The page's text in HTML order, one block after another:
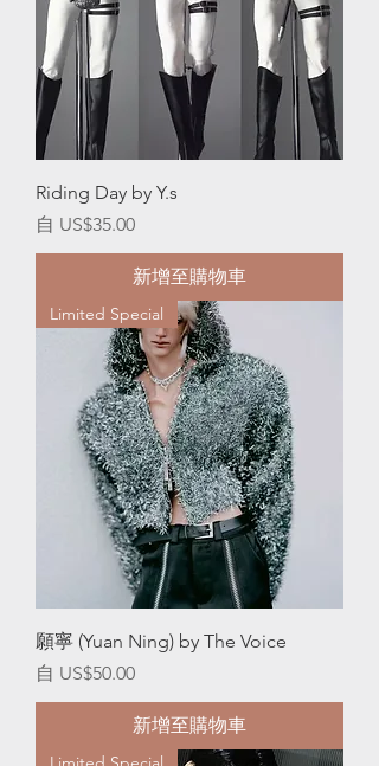
Riding Day by Y.s
自 US$35.00
促銷價格
新增至購物車
Limited Special
願寧 (Yuan Ning) by The Voice
自 US$50.00
促銷價格
新增至購物車